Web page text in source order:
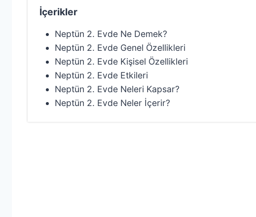
İçerikler
Neptün 2. Evde Ne Demek?
Neptün 2. Evde Genel Özellikleri
Neptün 2. Evde Kişisel Özellikleri
Neptün 2. Evde Etkileri
Neptün 2. Evde Neleri Kapsar?
Neptün 2. Evde Neler İçerir?